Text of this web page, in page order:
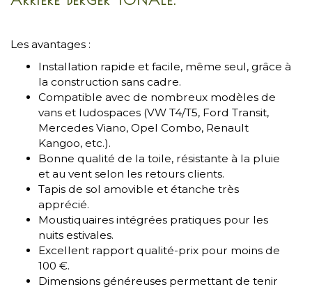
Les avantages :
Installation rapide et facile, même seul, grâce à
la construction sans cadre.
Compatible avec de nombreux modèles de
vans et ludospaces (VW T4/T5, Ford Transit,
Mercedes Viano, Opel Combo, Renault
Kangoo, etc.).
Bonne qualité de la toile, résistante à la pluie
et au vent selon les retours clients.
Tapis de sol amovible et étanche très
apprécié.
Moustiquaires intégrées pratiques pour les
nuits estivales.
Excellent rapport qualité-prix pour moins de
100 €.
Dimensions généreuses permettant de tenir